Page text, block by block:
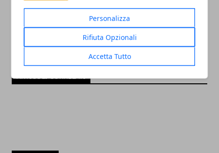
Personalizza
Rifiuta Opzionali
Accetta Tutto
ARTICOLI CORRELATI